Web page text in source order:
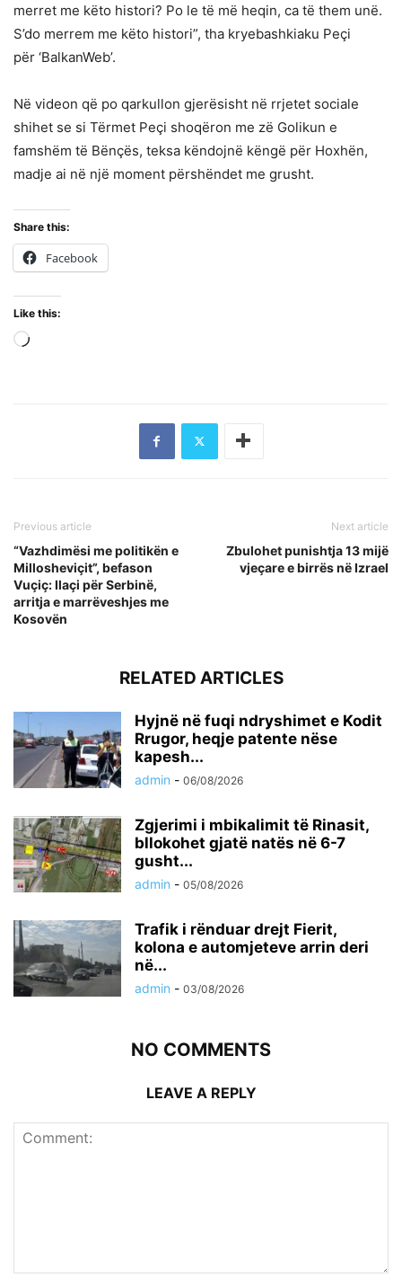
merret me këto histori? Po le të më heqin, ca të them unë.
S’do merrem me këto histori”, tha kryebashkiaku Peçi
për ‘BalkanWeb’.
Në videon që po qarkullon gjerësisht në rrjetet sociale
shihet se si Tërmet Peçi shoqëron me zë Golikun e
famshëm të Bënçës, teksa këndojnë këngë për Hoxhën,
madje ai në një moment përshëndet me grusht.
Share this:
Facebook
Like this:
Previous article
“Vazhdimësi me politikën e
Millosheviçit”, befason
Vuçiç: Ilaçi për Serbinë,
arritja e marrëveshjes me
Kosovën
Next article
Zbulohet punishtja 13 mijë
vjeçare e birrës në Izrael
RELATED ARTICLES
Hyjnë në fuqi ndryshimet e Kodit
Rrugor, heqje patente nëse
kapesh...
admin - 06/08/2026
Zgjerimi i mbikalimit të Rinasit,
bllokohet gjatë natës në 6-7
gusht...
admin - 05/08/2026
Trafik i rënduar drejt Fierit,
kolona e automjeteve arrin deri
në...
admin - 03/08/2026
NO COMMENTS
LEAVE A REPLY